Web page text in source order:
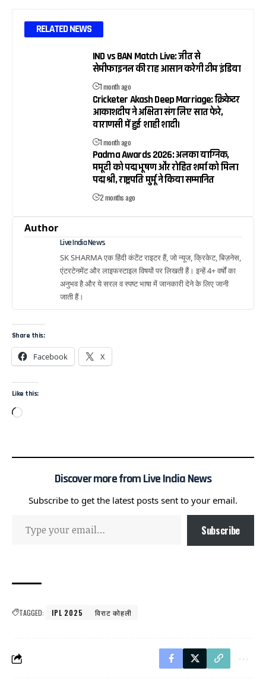
RELATED NEWS
IND vs BAN Match Live: जीत से
सेमीफाइनल की राह आसान करेगी टीम इंडिया
1 month ago
Cricketer Akash Deep Marriage: क्रिकेटर
आकाशदीप ने अक्षिता संग लिए सात फेरे,
वाराणसी में हुई शाही शादी।
1 month ago
Padma Awards 2026: अलका याग्निक,
ममूटी को पद्म भूषण और रोहित शर्मा को मिला
पद्म श्री, राष्ट्रपति मुर्मू ने किया सम्मानित
2 months ago
Author
Live India News
SK SHARMA एक हिंदी कंटेंट राइटर हैं, जो न्यूज, क्रिकेट, बिज़नेस,
एंटरटेनमेंट और लाइफस्टाइल विषयों पर लिखती हैं। इन्हें 4+ वर्षों का
अनुभव है और ये सरल व स्पष्ट भाषा में जानकारी देने के लिए जानी
जाती हैं।
Share this:
Facebook X
Like this:
Discover more from Live India News
Subscribe to get the latest posts sent to your email.
Subscribe
TAGGED: IPL 2025 विराट कोहली